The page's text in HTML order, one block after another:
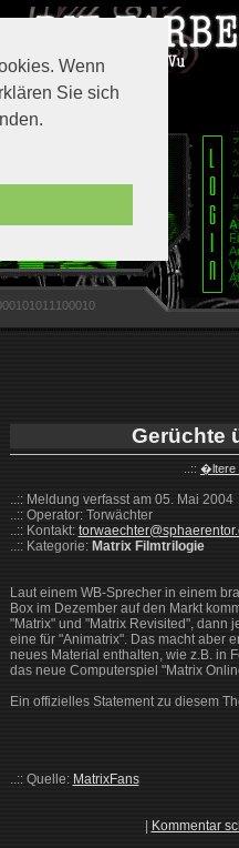
Wenn
Sie sich
Gerüchte
..:: �ltere
..:: Meldung verfasst am 05. Mai 2004
..:: Operator: Torwächter
..:: Kontakt:
..:: Kategorie: Matrix Filmtrilogie
Laut einem WB-Sprecher in einem
Box im Dezember auf den Markt
"Matrix" und "Matrix Revisited", dann
eine für "Animatrix". Das macht aber
neues Material enthalten, wie z.B. in
das neue Computerspiel "Matrix
Ein offizielles Statement zu diesem
..:: Quelle: MatrixFans
Kommentar